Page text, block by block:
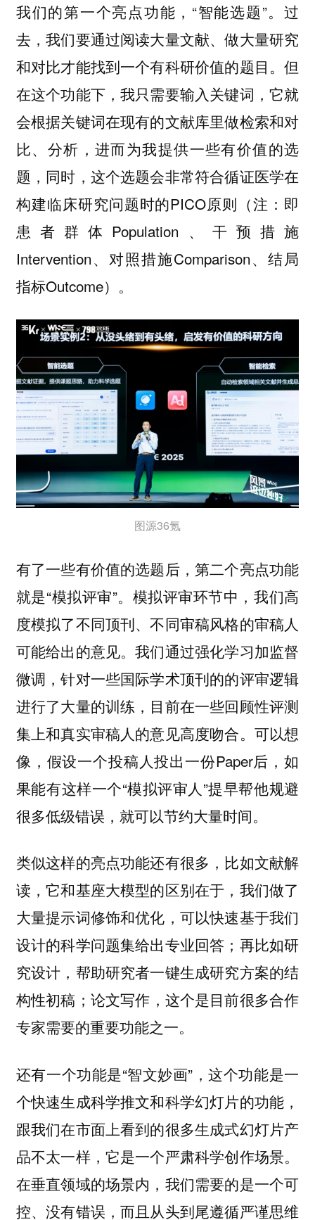
我们的第一个亮点功能，“智能选题”。过
去，我们要通过阅读大量文献、做大量研究
和对比才能找到一个有科研价值的题目。但
在这个功能下，我只需要输入关键词，它就
会根据关键词在现有的文献库里做检索和对
比、分析，进而为我提供一些有价值的选
题，同时，这个选题会非常符合循证医学在
构建临床研究问题时的PICO原则（注：即
患者群体Population、干预措施
Intervention、对照措施Comparison、结局
指标Outcome）。
图源36氪
有了一些有价值的选题后，第二个亮点功能
就是“模拟评审”。模拟评审环节中，我们高
度模拟了不同顶刊、不同审稿风格的审稿人
可能给出的意见。我们通过强化学习加监督
微调，针对一些国际学术顶刊的的评审逻辑
进行了大量的训练，目前在一些回顾性评测
集上和真实审稿人的意见高度吻合。可以想
像，假设一个投稿人投出一份Paper后，如
果能有这样一个“模拟评审人”提早帮他规避
很多低级错误，就可以节约大量时间。
类似这样的亮点功能还有很多，比如文献解
读，它和基座大模型的区别在于，我们做了
大量提示词修饰和优化，可以快速基于我们
设计的科学问题集给出专业回答；再比如研
究设计，帮助研究者一键生成研究方案的结
构性初稿；论文写作，这个是目前很多合作
专家需要的重要功能之一。
还有一个功能是“智文妙画”，这个功能是一
个快速生成科学推文和科学幻灯片的功能，
跟我们在市面上看到的很多生成式幻灯片产
品不太一样，它是一个严肃科学创作场景。
在垂直领域的场景内，我们需要的是一个可
控、没有错误，而且从头到尾遵循严谨思维